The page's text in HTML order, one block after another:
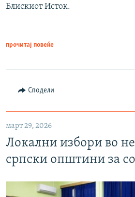
Блискиот Исток.
прочитај повеќе
Сподели
март 29, 2026
Локални избори во
српски општини за